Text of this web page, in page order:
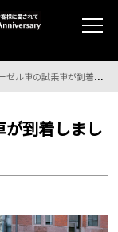
車の試乗車が到着しました！！
が到着しまし